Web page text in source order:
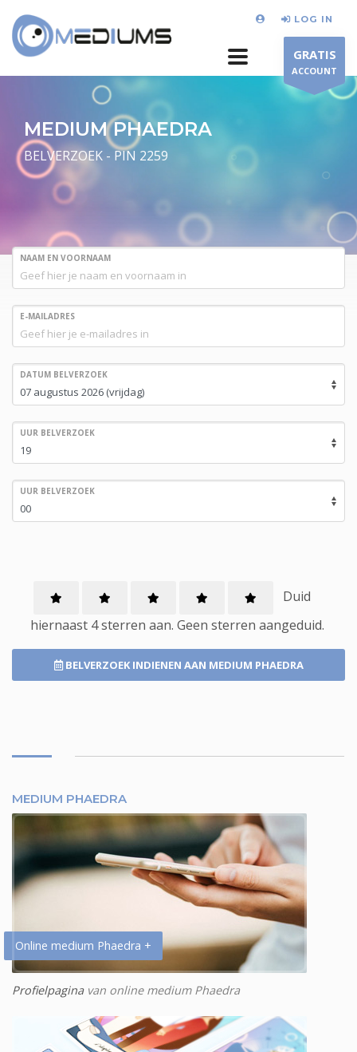
LOG IN
GRATIS
ACCOUNT
MEDIUM PHAEDRA
BELVERZOEK - PIN 2259
NAAM EN VOORNAAM
E-MAILADRES
DATUM BELVERZOEK
UUR BELVERZOEK
UUR BELVERZOEK
Duid
hiernaast 4 sterren aan. Geen sterren aangeduid.
BELVERZOEK INDIENEN AAN MEDIUM PHAEDRA
MEDIUM PHAEDRA
Online medium Phaedra +
Profielpaginavan online medium Phaedra